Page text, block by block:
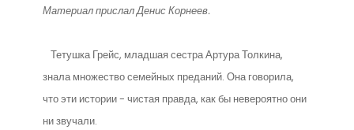
Материал прислал Денис Корнеев.
Тетушка Грейс, младшая сестра Артура Толкина,
знала множество семейных преданий. Она говорила,
что эти истории - чистая правда, как бы невероятно они
ни звучали.